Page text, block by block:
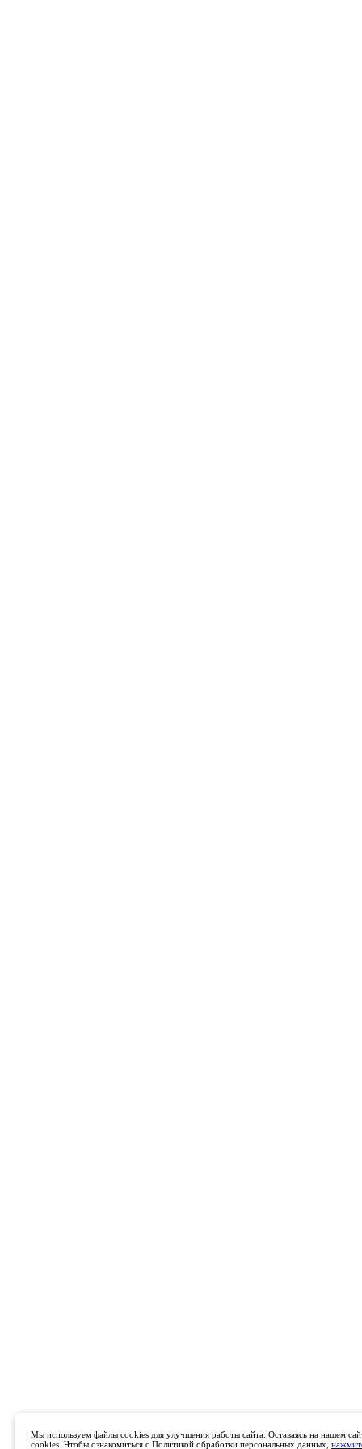
Мы используем файлы cookies для улучшения работы сайта. Оставаясь на нашем
cookies. Чтобы ознакомиться с Политикой обработки персональных данных,